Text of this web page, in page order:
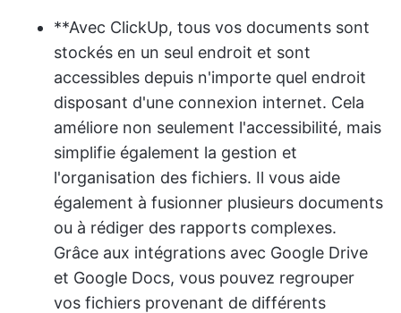
**Avec ClickUp, tous vos documents sont
stockés en un seul endroit et sont
accessibles depuis n'importe quel endroit
disposant d'une connexion internet. Cela
améliore non seulement l'accessibilité, mais
simplifie également la gestion et
l'organisation des fichiers. Il vous aide
également à fusionner plusieurs documents
ou à rédiger des rapports complexes.
Grâce aux intégrations avec Google Drive
et Google Docs, vous pouvez regrouper
vos fichiers provenant de différents